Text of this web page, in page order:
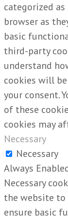
categorized
browser as
basic
third-party
understand
cookies will
your consent.
of these
cookies may
Necessary
Necessary
Always
Necessary
the website to
ensure basic